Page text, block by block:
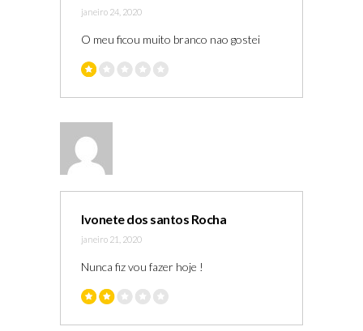
janeiro 24, 2020
O meu ficou muito branco nao gostei
Ivonete dos santos Rocha
janeiro 21, 2020
Nunca fiz vou fazer hoje !